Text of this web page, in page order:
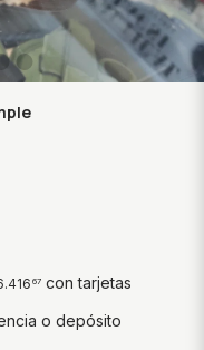
67con tarjetas
o depósito